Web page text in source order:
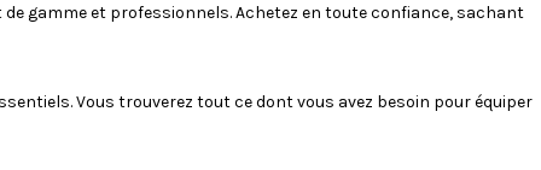
gamme et professionnels. Achetez en toute confiance, sachant
Vous trouverez tout ce dont vous avez besoin pour équiper